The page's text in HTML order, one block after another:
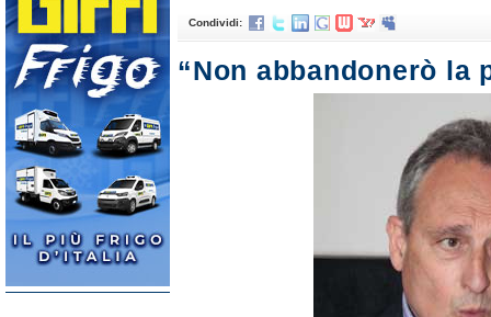
Condividi:
“Non abbandonerò la